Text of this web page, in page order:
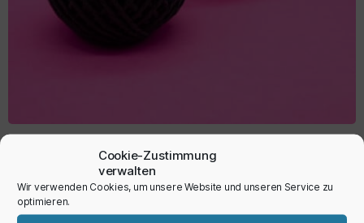
Cookie-Zustimmung
verwalten
Wir verwenden Cookies, um unsere Website und unseren Service zu
optimieren.
Papierschnur
inkl. MwSt.